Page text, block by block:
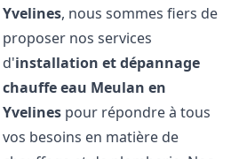
Yvelines, nous sommes fiers de
proposer nos services
d'installation et dépannage
chauffe eau Meulan en
Yvelines pour répondre à tous
vos besoins en matière de